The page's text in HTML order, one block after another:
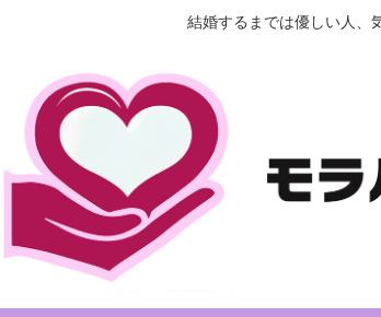
結婚するまでは優しい人、